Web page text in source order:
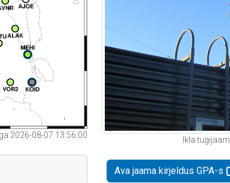
2026-08-07 13:56:00
Ikla tugijaam
Ava jaama kirjeldus GPA-s